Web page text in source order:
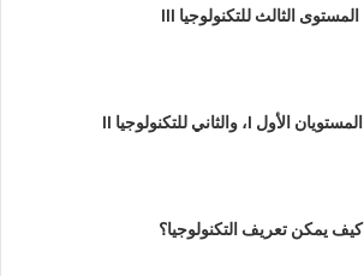
المستوى الثالث للتكنولوجيا III
المستويان الأول I، والثاني للتكنولوجيا II
كيف يمكن تعريف التكنولوجيا؟